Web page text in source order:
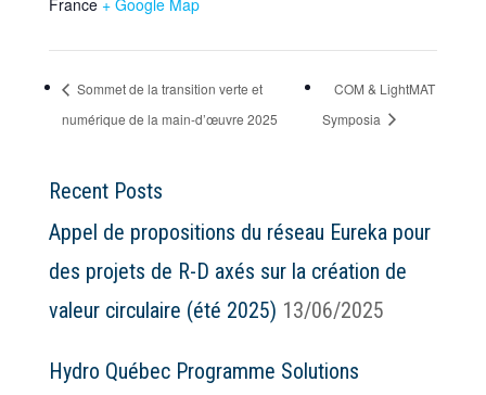
Sommet de la transition verte et
numérique de la main-d’œuvre 2025
COM & LightMAT
Symposia
Recent Posts
Appel de propositions du réseau Eureka pour
des projets de R-D axés sur la création de
valeur circulaire (été 2025) 13/06/2025
Hydro Québec Programme Solutions